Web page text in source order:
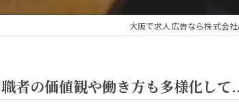
大阪で求人広告なら株式会社
者の価値観や働き方も多様化して